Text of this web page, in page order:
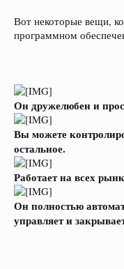
Вот некоторые вещи,
программном
Он дружелюбен и
Вы можете
остальное.
Работает на всех
Он полностью
управляет и